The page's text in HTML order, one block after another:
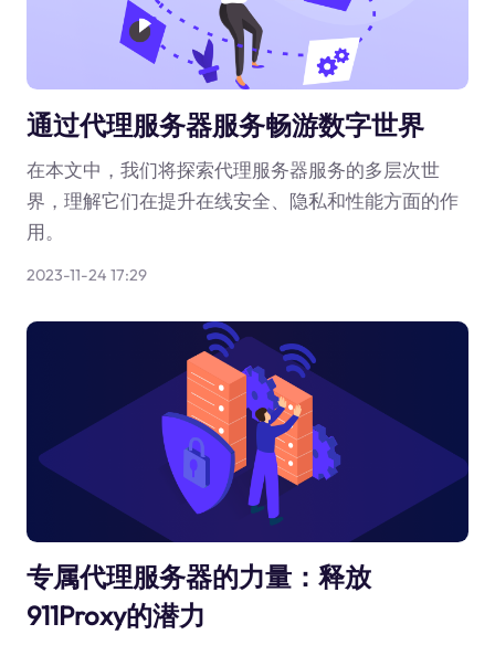
通过代理服务器服务畅游数字世界
在本文中，我们将探索代理服务器服务的多层次世
界，理解它们在提升在线安全、隐私和性能方面的作
用。
2023-11-24 17:29
专属代理服务器的力量：释放
911Proxy的潜力